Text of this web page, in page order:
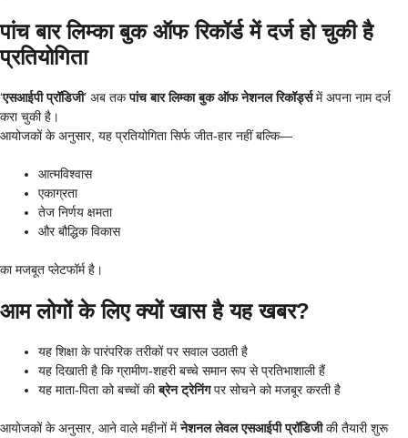
पांच बार लिम्का बुक ऑफ रिकॉर्ड में दर्ज हो चुकी है
प्रतियोगिता
‘एसआईपी प्रॉडिजी’ अब तकपांच बार लिम्का बुक ऑफ नेशनल रिकॉर्ड्समें अपना नाम दर्ज
करा चुकी है।
आयोजकों के अनुसार, यह प्रतियोगिता सिर्फ जीत-हार नहीं बल्कि—
आत्मविश्वास
एकाग्रता
तेज निर्णय क्षमता
और बौद्धिक विकास
का मजबूत प्लेटफॉर्म है।
आम लोगों के लिए क्यों खास है यह खबर?
यह शिक्षा के पारंपरिक तरीकों पर सवाल उठाती है
यह दिखाती है कि ग्रामीण-शहरी बच्चे समान रूप से प्रतिभाशाली हैं
यह माता-पिता को बच्चों कीब्रेन ट्रेनिंगपर सोचने को मजबूर करती है
आयोजकों के अनुसार, आने वाले महीनों मेंनेशनल लेवल एसआईपी प्रॉडिजीकी तैयारी शुरू